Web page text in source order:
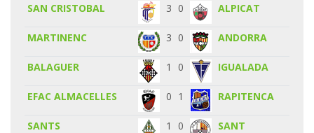
SAN CRISTOBAL
3 0 ALPICAT
MARTINENC 3 0 ANDORRA
BALAGUER 1 0 IGUALADA
EFAC ALMACELLES 0 1 RAPITENCA
SANTS 1 0
SANT